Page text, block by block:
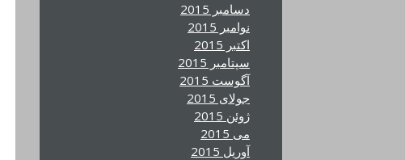
دسامبر 2015
نوامبر 2015
اکتبر 2015
سپتامبر 2015
آگوست 2015
جولای 2015
ژوئن 2015
می 2015
آوریل 2015